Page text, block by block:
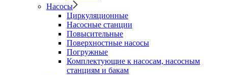
Насосы
Циркуляционные
Насосные станции
Повысительные
Поверхностные насосы
Погружные
Комплектующие к насосам, насосным
станциям и бакам